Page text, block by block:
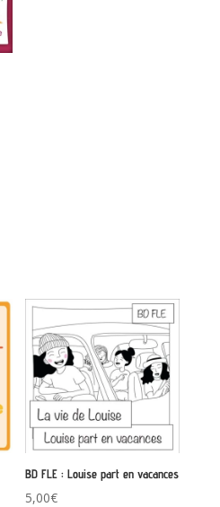
BD FLE : Louise part en vacances
5,00€